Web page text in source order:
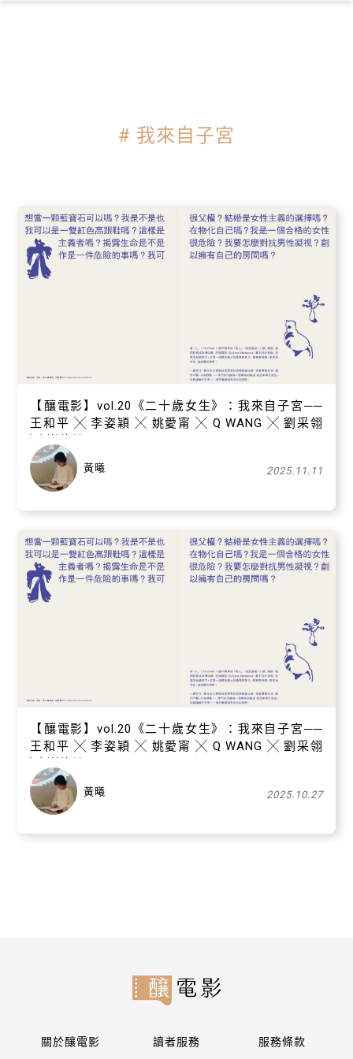
# 我來自子宮
【​釀電影】vol.20《二十歲女生》：我來自子宮──
王和平 ╳ 李姿穎 ╳ 姚愛甯 ╳ Q WANG ╳ 劉采翎
黃曦 2025.11.11
【​釀電影】vol.20《二十歲女生》：我來自子宮──
王和平 ╳ 李姿穎 ╳ 姚愛甯 ╳ Q WANG ╳ 劉采翎
黃曦 2025.10.27
關於釀電影 讀者服務 服務條款